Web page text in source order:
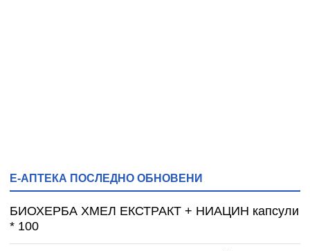
Е-АПТЕКА ПОСЛЕДНО ОБНОВЕНИ
БИОХЕРБА ХМЕЛ ЕКСТРАКТ + НИАЦИН капсули
* 100